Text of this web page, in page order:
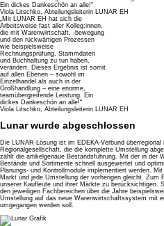
Ein dickes Dankeschön an alle!“
Viola Litschko, Abteilungsleiterin LUNAR EH
„Mit LUNAR EH hat sich die
Arbeitsweise fast aller Kolleg:innen,
die mit Warenwirtschaft, -bewegung
und den rückwärtigen Prozessen
wie beispielsweise
Rechnungsprüfung, Stammdaten
und Buchhaltung zu tun haben,
verändert. Dieses Ergebnis ist somit
auf allen Ebenen – sowohl im
Einzelhandel als auch in der
Großhandlung – eine enorme,
teamübergreifende Leistung. Ein
dickes Dankeschön an alle!“
Viola Litschko, Abteilungsleiterin LUNAR EH
Lunar wurde abgeschlossen
Die LUNAR-Lösung ist im EDEKA-Verbund
Regionalgesellschaft, die die komplette Umstellung
zählt die artikelgenaue Bestandsführung. Mit der in der
Bestände und Sortimente schnell ausgewertet und
Planungs- und Kontrollmodule implementiert werden.
Markt und jede Umstellung der vorherigen gleicht. Zum
unserer Kaufleute und ihrer Märkte zu berücksichtigen.
den jeweiligen Fachbereichen über die Jahre
Umstellung auf das neue Warenwirtschaftssystem mit
umgegangen werden soll.